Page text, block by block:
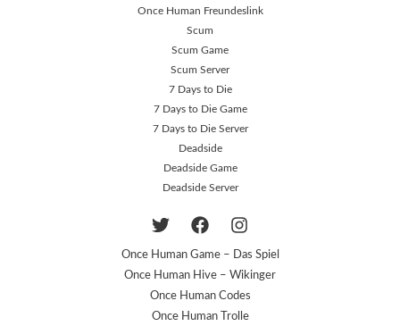
Once Human Freundeslink
Scum
Scum Game
Scum Server
7 Days to Die
7 Days to Die Game
7 Days to Die Server
Deadside
Deadside Game
Deadside Server
Once Human Game – Das Spiel
Once Human Hive – Wikinger
Once Human Codes
Once Human Trolle